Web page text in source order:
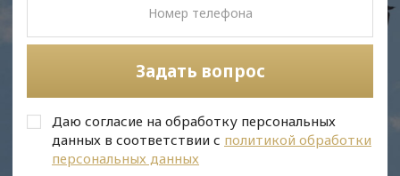
Задать вопрос
Даю согласие на обработку персональных
данных в соответствии с политикой обработки
персональных данных